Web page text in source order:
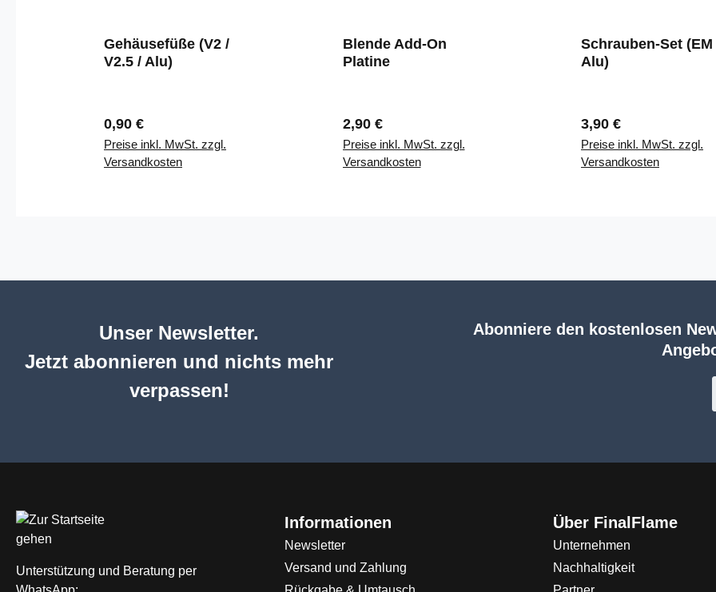
Gehäusefüße (V2 /
V2.5 / Alu)
Regulärer Preis:
0,90 €
Preise inkl. MwSt. zzgl.
Versandkosten
Blende Add-On
Platine
Regulärer Preis:
2,90 €
Preise inkl. MwSt. zzgl.
Versandkosten
Schrauben-Set (EM
Alu)
Regulärer Preis:
3,90 €
Preise inkl. MwSt. zzgl.
Versandkosten
Unser Newsletter.
Jetzt abonnieren und nichts mehr
verpassen!
Abonniere den kostenlosen
Unterstützung und Beratung per
Informationen
Newsletter
Versand und Zahlung
Über FinalFlame
Unternehmen
Nachhaltigkeit